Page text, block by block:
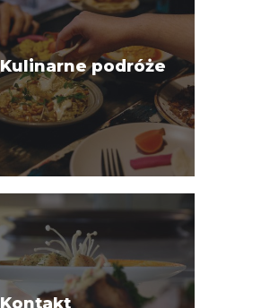
Kulinarne podróże
Kontakt